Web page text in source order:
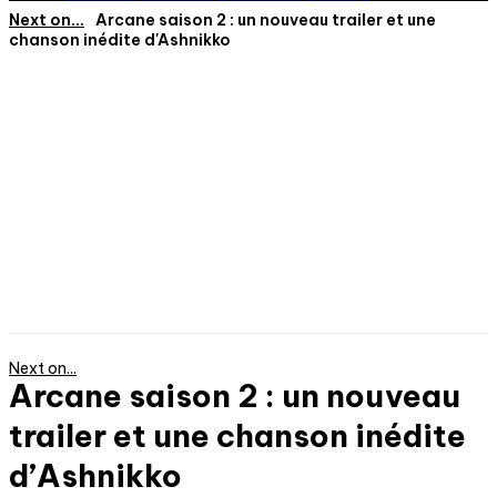
Next on...
Arcane saison 2 : un nouveau trailer et une
chanson inédite d'Ashnikko
Next on...
Arcane saison 2 : un nouveau
trailer et une chanson inédite
d’Ashnikko